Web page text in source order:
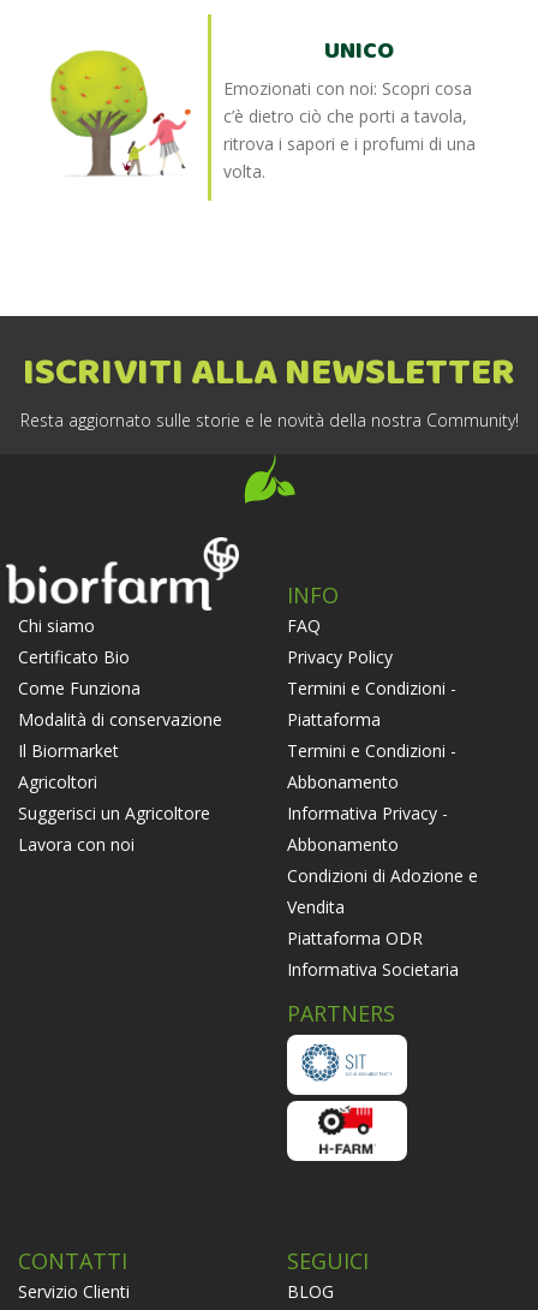
UNICO
Emozionati con noi: Scopri cosa
c’è dietro ciò che porti a tavola,
ritrova i sapori e i profumi di una
volta.
ISCRIVITI ALLA NEWSLETTER
Resta aggiornato sulle storie e le novità della nostra Community!
Chi siamo
Certificato Bio
Come Funziona
Modalità di conservazione
Il Biormarket
Agricoltori
Suggerisci un Agricoltore
Lavora con noi
INFO
FAQ
Privacy Policy
Termini e Condizioni -
Piattaforma
Termini e Condizioni -
Abbonamento
Informativa Privacy -
Abbonamento
Condizioni di Adozione e
Vendita
Piattaforma ODR
Informativa Societaria
PARTNERS
CONTATTI
Servizio Clienti
SEGUICI
BLOG